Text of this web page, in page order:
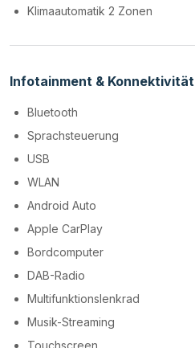
Klimaautomatik 2 Zonen
Infotainment & Konnektivität
Bluetooth
Sprachsteuerung
USB
WLAN
Android Auto
Apple CarPlay
Bordcomputer
DAB-Radio
Multifunktionslenkrad
Musik-Streaming
Touchscreen